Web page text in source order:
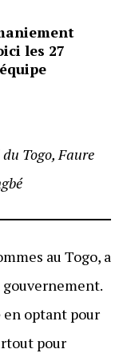
les 27
Togo, Faure
au Togo, a
en optant pour
pour